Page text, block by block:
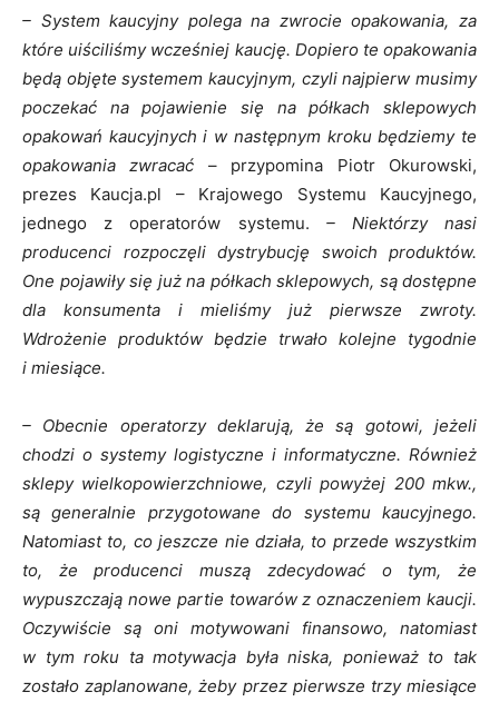
– System kaucyjny polega na zwrocie opakowania, za
które uiściliśmy wcześniej kaucję. Dopiero te opakowania
będą objęte systemem kaucyjnym, czyli najpierw musimy
poczekać na pojawienie się na półkach sklepowych
opakowań kaucyjnych i w następnym kroku będziemy te
opakowania zwracać – przypomina Piotr Okurowski,
prezes Kaucja.pl – Krajowego Systemu Kaucyjnego,
jednego z operatorów systemu. – Niektórzy nasi
producenci rozpoczęli dystrybucję swoich produktów.
One pojawiły się już na półkach sklepowych, są dostępne
dla konsumenta i mieliśmy już pierwsze zwroty.
Wdrożenie produktów będzie trwało kolejne tygodnie
i miesiące.
– Obecnie operatorzy deklarują, że są gotowi, jeżeli
chodzi o systemy logistyczne i informatyczne. Również
sklepy wielkopowierzchniowe, czyli powyżej 200 mkw.,
są generalnie przygotowane do systemu kaucyjnego.
Natomiast to, co jeszcze nie działa, to przede wszystkim
to, że producenci muszą zdecydować o tym, że
wypuszczają nowe partie towarów z oznaczeniem kaucji.
Oczywiście są oni motywowani finansowo, natomiast
w tym roku ta motywacja była niska, ponieważ to tak
zostało zaplanowane, żeby przez pierwsze trzy miesiące